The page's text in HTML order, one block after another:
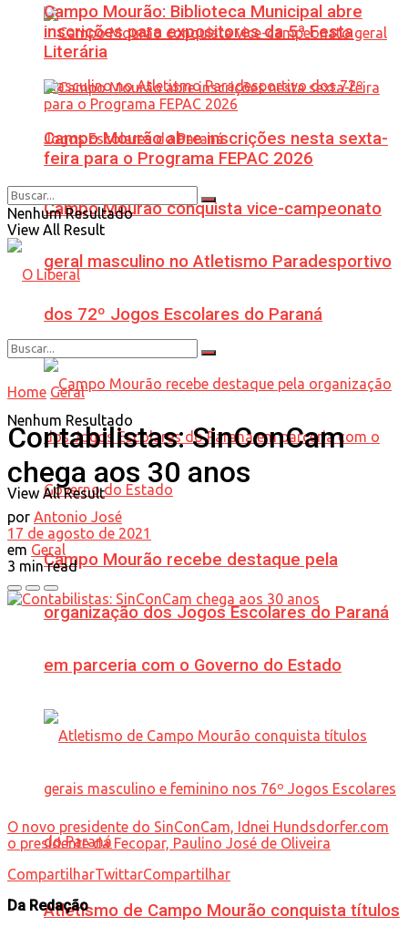
Campo Mourão conquista vice-campeonato
geral masculino no Atletismo Paradesportivo
dos 72º Jogos Escolares do Paraná
Campo Mourão recebe destaque pela
organização dos Jogos Escolares do Paraná
em parceria com o Governo do Estado
Atletismo de Campo Mourão conquista títulos
Campo Mourão: Biblioteca Municipal abre
inscrições para expositores da 5ª Festa
Literária
Campo Mourão abre inscrições nesta sexta-
feira para o Programa FEPAC 2026
Nenhum Resultado
View All Result
Nenhum Resultado
View All Result
Home Geral
Contabilistas: SinConCam
chega aos 30 anos
por Antonio José
17 de agosto de 2021
em Geral
3 min read
O novo presidente do SinConCam, Idnei Hundsdorfer.com
o presidente da Fecopar, Paulino José de Oliveira
CompartilharTwittarCompartilhar
Da Redação